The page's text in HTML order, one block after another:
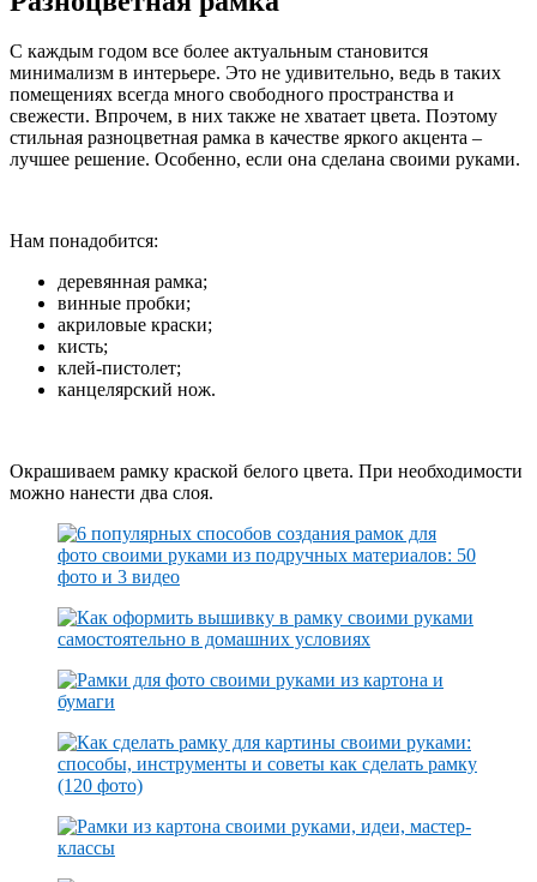
С каждым годом все более актуальным становится
минимализм в интерьере. Это не удивительно, ведь в таких
помещениях всегда много свободного пространства и
свежести. Впрочем, в них также не хватает цвета. Поэтому
стильная разноцветная рамка в качестве яркого акцента –
лучшее решение. Особенно, если она сделана своими руками.
Нам понадобится:
деревянная рамка;
винные пробки;
акриловые краски;
кисть;
клей-пистолет;
канцелярский нож.
Окрашиваем рамку краской белого цвета. При необходимости
можно нанести два слоя.